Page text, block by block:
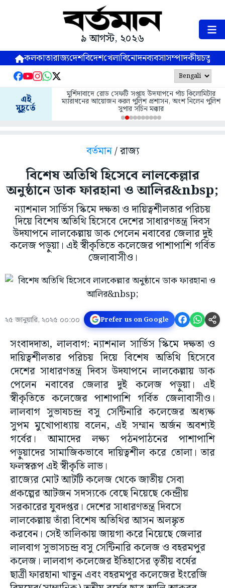
৯ আগস্ট, ২০২৬
কলকাতারাজ্যদেশবিদেশখেলাবিনোদনব্যবসাসম্পাদকীয়
এই
মুহূর্তে
মুর্শিদাবাদে রোড সেফটি সপ্তাহ উদযাপনে পাঁচ কিলোমিটার
ম্যারাথনের আয়োজন করল পুলিশ প্রশাসন, অংশ নিলেন পুলিশ
সুপার সচিন মক্কার
বর্তমান/ রাজ্য
বিশেষ অতিথি হিসেবে লালকেল্লার
অনুষ্ঠানে ডাক ফারহানা ও আলির&nbsp;
ন্যাশনাল সার্ভিস স্কিমে দক্ষতা ও দায়িত্বশীলতার পরিচয়
দিয়ে বিশেষ অতিথি হিসেবে দেশের সাধারণতন্ত্র দিবস
উদযাপনে লালকেল্লায় ডাক পেলেন নবাবের জেলার দুই
কলেজ পড়ুয়া। এই স্বীকৃতিতে কলেজের পাশাপাশি গর্বিত
জেলাবাসীও।
২৫ জানুয়ারি, ২০২৫ ০০:০০ Prefer us on Google
সংবাদদাতা, লালবাগ: ন্যাশনাল সার্ভিস স্কিমে দক্ষতা ও
দায়িত্বশীলতার পরিচয় দিয়ে বিশেষ অতিথি হিসেবে
দেশের সাধারণতন্ত্র দিবস উদযাপনে লালকেল্লায় ডাক
পেলেন নবাবের জেলার দুই কলেজ পড়ুয়া। এই
স্বীকৃতিতে কলেজের পাশাপাশি গর্বিত জেলাবাসীও।
লালবাগ সুভাষচন্দ্র বসু সেন্টিনারি কলেজের অধ্যক্ষ
সুপম মুখোপাধ্যায় বলেন, এই সম্মান অর্জন অবশ্যই
গর্বের। আমাদের লক্ষ্য পঠনপাঠনের পাশাপাশি
পড়ুয়াদের সামাজিকভাবে দায়িত্বশীল করে তোলা। তার
ফলস্বরূপ এই স্বীকৃতি লাভ।
রাজ্যের মোট আটটি কলেজ থেকে জাতীয় সেবা
প্রকল্পের আটজন সদস্যকে বেছে নিয়েছে কেন্দ্রীয়
সরকারের যুবদপ্তর। দেশের সাধারণতন্ত্র দিবসে
লালকেল্লায় তাঁরা বিশেষ অতিথির আসন অলঙ্কৃত
করবেন। সেই তালিকায় জায়গা করে নিয়েছে জেলার
লালবাগ সুভাসচন্দ্র বসু সেন্টিনারি কলেজ ও বহরমপুর
কলেজ। লালবাগ কলেজের ইতিহাসের তৃতীয় বর্ষের
ছাত্রী ফারহানা খাতুন এবং বহরমপুর কলেজের ইংরেজি